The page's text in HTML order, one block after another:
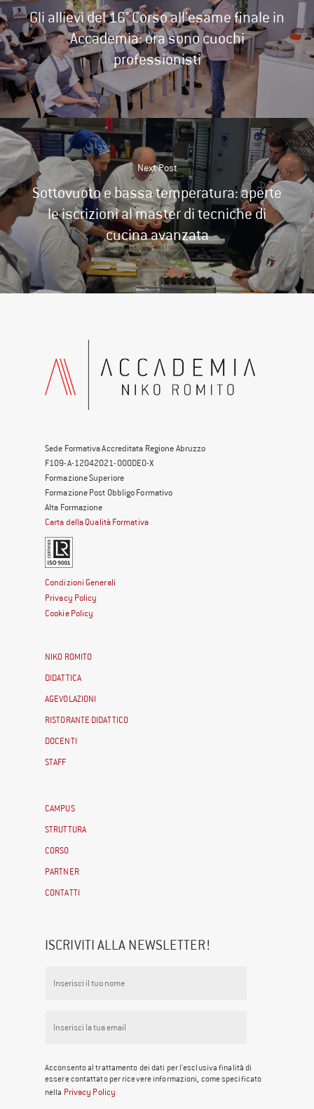
Gli allievi del 16° Corso all'esame finale in
Accademia: ora sono cuochi
professionisti
Next Post
Sottovuoto e bassa temperatura: aperte
le iscrizioni al master di tecniche di
cucina avanzata
Sede Formativa Accreditata Regione Abruzzo
F109-A-12042021-000DE0-X
Formazione Superiore
Formazione Post Obbligo Formativo
Alta Formazione
Carta della Qualità Formativa
Condizioni Generali
Privacy Policy
Cookie Policy
NIKO ROMITO
DIDATTICA
AGEVOLAZIONI
RISTORANTE DIDATTICO
DOCENTI
STAFF
CAMPUS
STRUTTURA
CORSO
PARTNER
CONTATTI
ISCRIVITI ALLA NEWSLETTER!
Acconsento al trattamento dei dati per l'esclusiva finalità di
essere contattato per ricevere informazioni, come specificato
nella Privacy Policy